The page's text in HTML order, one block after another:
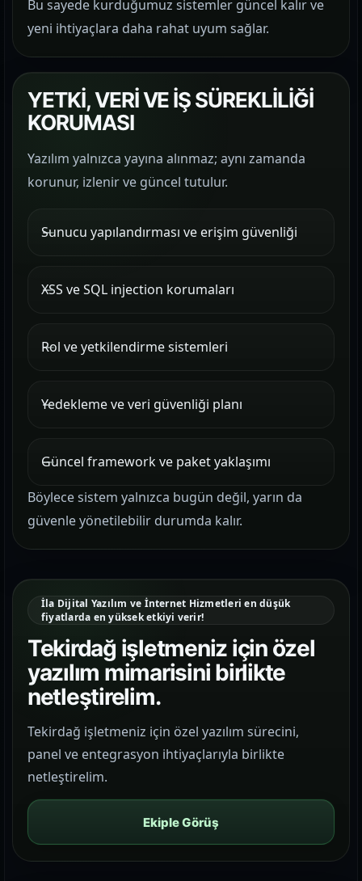
Bu sayede kurduğumuz sistemler güncel kalır ve
yeni ihtiyaçlara daha rahat uyum sağlar.
YETKİ, VERİ VE İŞ SÜREKLİLİĞİ
KORUMASI
Yazılım yalnızca yayına alınmaz; aynı zamanda
korunur, izlenir ve güncel tutulur.
Sunucu yapılandırması ve erişim güvenliği
XSS ve SQL injection korumaları
Rol ve yetkilendirme sistemleri
Yedekleme ve veri güvenliği planı
Güncel framework ve paket yaklaşımı
Böylece sistem yalnızca bugün değil, yarın da
güvenle yönetilebilir durumda kalır.
İla Dijital Yazılım ve İnternet Hizmetleri en düşük
fiyatlarda en yüksek etkiyi verir!
Tekirdağ işletmeniz için özel
yazılım mimarisini birlikte
netleştirelim.
Tekirdağ işletmeniz için özel yazılım sürecini,
panel ve entegrasyon ihtiyaçlarıyla birlikte
netleştirelim.
Ekiple Görüş